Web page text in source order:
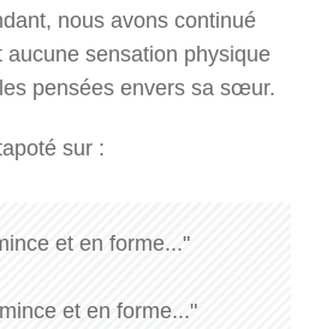
nous avons continué
aucune sensation physique
pensées envers sa sœur.
sur :
et en forme..."
et en forme..."